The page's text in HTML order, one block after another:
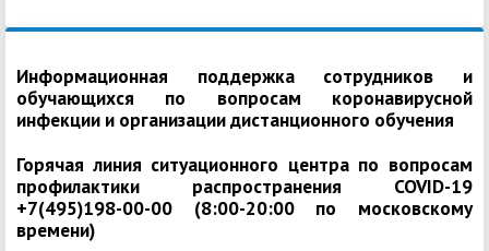
Информационная поддержка сотрудников и
обучающихся по вопросам коронавирусной
инфекции и организации дистанционного обучения
Горячая линия ситуационного центра по вопросам
профилактики распространения COVID-19
+7(495)198-00-00 (8:00-20:00 по московскому
времени)